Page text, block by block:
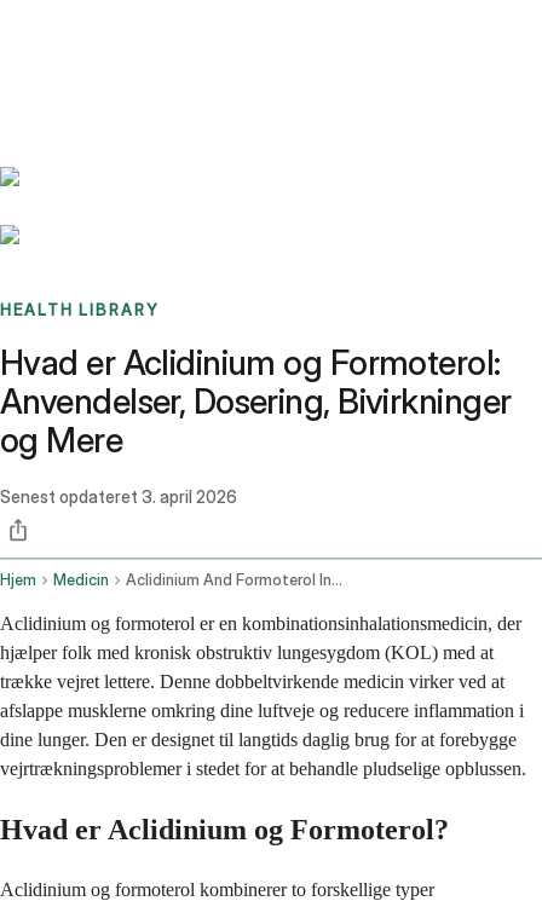
HEALTH LIBRARY
Hvad er Aclidinium og Formoterol:
Anvendelser, Dosering, Bivirkninger
og Mere
Senest opdateret 3. april 2026
Hjem Medicin Aclidinium And Formoterol Inhalation Route
Aclidinium og formoterol er en kombinationsinhalationsmedicin, der
hjælper folk med kronisk obstruktiv lungesygdom (KOL) med at
trække vejret lettere. Denne dobbeltvirkende medicin virker ved at
afslappe musklerne omkring dine luftveje og reducere inflammation i
dine lunger. Den er designet til langtids daglig brug for at forebygge
vejrtrækningsproblemer i stedet for at behandle pludselige opblussen.
Hvad er Aclidinium og Formoterol?
Aclidinium og formoterol kombinerer to forskellige typer